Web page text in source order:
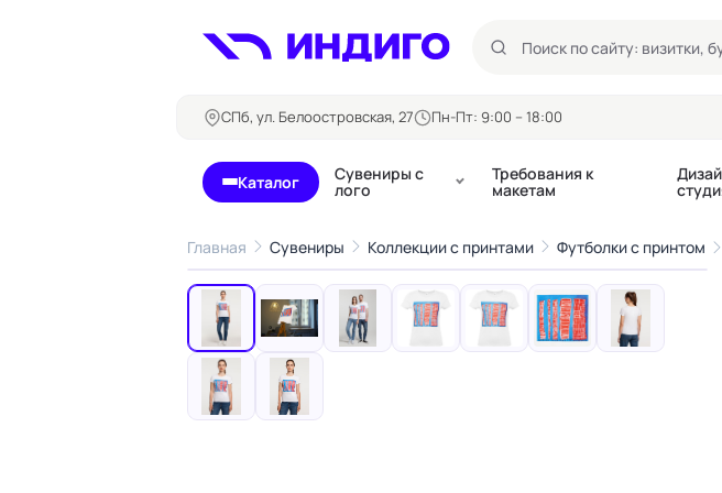
СПб, ул. Белоостровская, 27 Пн-Пт: 9:00 – 18:00
Каталог
Бланки и формуляры
Блокноты
Бейджи
Визитки
Конверты
Ленты для бейджей
Билеты, купоны
Буклеты
Сувениры с
лого
Требования к
макетам
Главная Сувениры Коллекции с принтами Футболки с принтом
‹ ›
1/9